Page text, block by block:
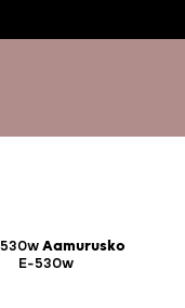
Aamurusko
E-530w